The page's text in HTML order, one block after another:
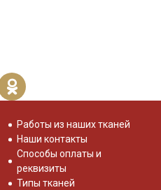
Работы из наших тканей
Наши контакты
Способы оплаты и
реквизиты
Типы тканей